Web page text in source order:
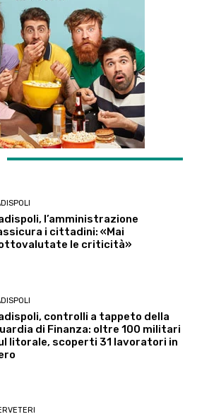
l’amministrazione
i cittadini: «Mai
le criticità»
controlli a tappeto della
di Finanza: oltre 100 militari
litorale, scoperti 31 lavoratori in